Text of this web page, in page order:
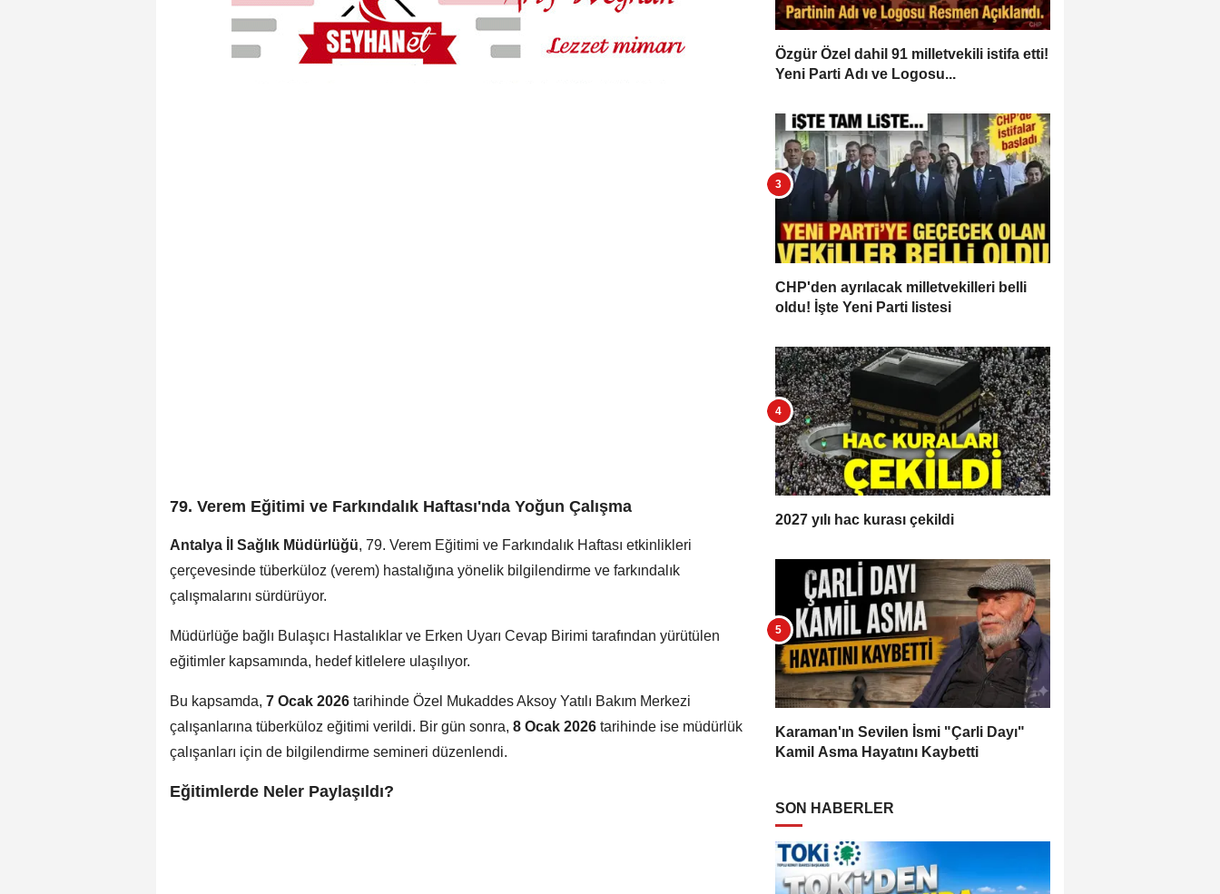
79. Verem Eğitimi ve Farkındalık Haftası'nda Yoğun Çalışma
Antalya İl Sağlık Müdürlüğü, 79. Verem Eğitimi ve Farkındalık Haftası etkinlikleri
çerçevesinde tüberküloz (verem) hastalığına yönelik bilgilendirme ve farkındalık
çalışmalarını sürdürüyor.
Müdürlüğe bağlı Bulaşıcı Hastalıklar ve Erken Uyarı Cevap Birimi tarafından yürütülen
eğitimler kapsamında, hedef kitlelere ulaşılıyor.
Bu kapsamda, 7 Ocak 2026 tarihinde Özel Mukaddes Aksoy Yatılı Bakım Merkezi
çalışanlarına tüberküloz eğitimi verildi. Bir gün sonra, 8 Ocak 2026 tarihinde ise müdürlük
çalışanları için de bilgilendirme semineri düzenlendi.
Eğitimlerde Neler Paylaşıldı?
Özgür Özel dahil 91 milletvekili istifa etti!
Yeni Parti Adı ve Logosu...
CHP'den ayrılacak milletvekilleri belli
oldu! İşte Yeni Parti listesi
2027 yılı hac kurası çekildi
Karaman'ın Sevilen İsmi "Çarli Dayı"
Kamil Asma Hayatını Kaybetti
SON HABERLER